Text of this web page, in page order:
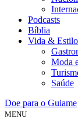
Podcasts
Bíblia
Vida & Estilo
Moda
Saúde
Doe para o Guiame
MENU